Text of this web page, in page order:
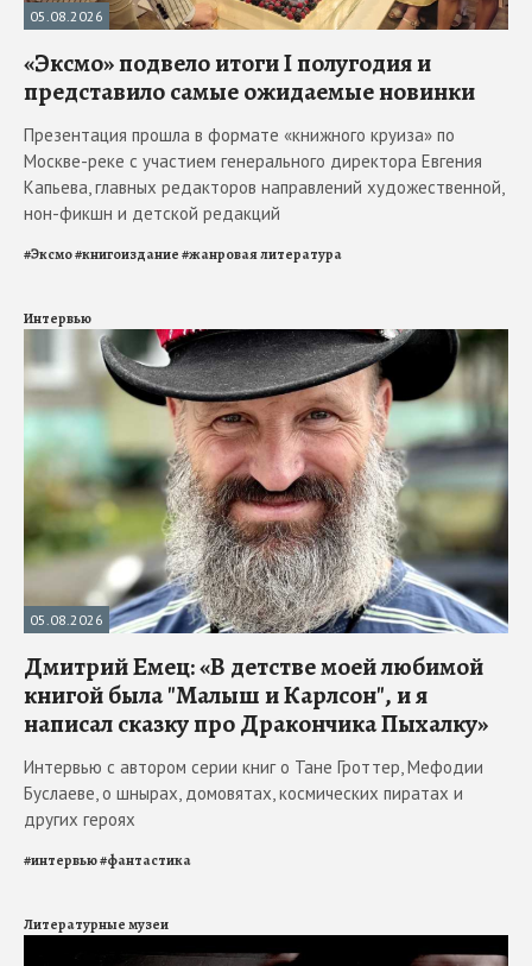
05.08.2026
«Эксмо» подвело итоги I полугодия и
представило самые ожидаемые новинки
Презентация прошла в формате «книжного круиза» по
Москве-реке с участием генерального директора Евгения
Капьева, главных редакторов направлений художественной,
нон-фикшн и детской редакций
#Эксмо#книгоиздание#жанровая литература
Интервью
05.08.2026
Дмитрий Емец: «В детстве моей любимой
книгой была "Малыш и Карлсон", и я
написал сказку про Дракончика Пыхалку»
Интервью с автором серии книг о Тане Гроттер, Мефодии
Буслаеве, о шнырах, домовятах, космических пиратах и
других героях
#интервью#фантастика
Литературные музеи